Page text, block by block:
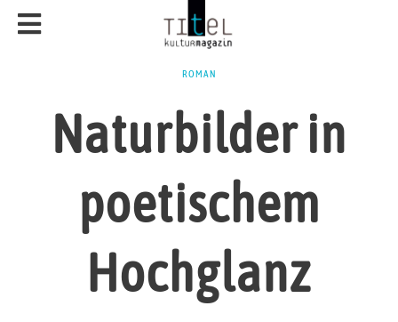
ROMAN
Naturbilder in
poetischem
Hochglanz